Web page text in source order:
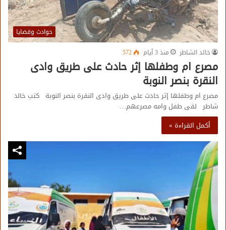
حوادث وقضايا
خالد الشاطر
منذ 3 أيام 572
مصرع ام وطفلها إثر حادث على طريق وادى
النقرة بنصر النوبة
مصرع ام وطفلها إثر حادث على طريق وادى النقرة بنصر النوبة كتب خالد
شاطر لقى طفل وامه مصرعهم…
أكمل القراءة »